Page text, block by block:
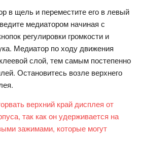
в щель и переместите его в левый
медиатором начиная с
регулировки громкости и
Медиатор по ходу движения
слой, тем самым постепенно
Остановитесь возле верхнего
верхний край дисплея от
так как он удерживается на
зажимами, которые могут